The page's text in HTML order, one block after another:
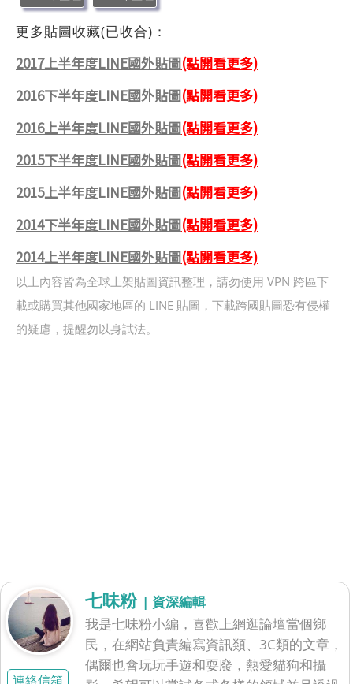
更多貼圖收藏(已收合)：
2017上半年度LINE國外貼圖(點開看更多)
2016下半年度LINE國外貼圖(點開看更多)
2016上半年度LINE國外貼圖(點開看更多)
2015下半年度LINE國外貼圖(點開看更多)
2015上半年度LINE國外貼圖(點開看更多)
2014下半年度LINE國外貼圖(點開看更多)
2014上半年度LINE國外貼圖(點開看更多)
以上內容皆為全球上架貼圖資訊整理，請勿使用 VPN 跨區下
載或購買其他國家地區的 LINE 貼圖，下載跨國貼圖恐有侵權
的疑慮，提醒勿以身試法。
連絡信箱
七味粉 | 資深編輯
我是七味粉小編，喜歡上網逛論壇當個鄉
民，在網站負責編寫資訊類、3C類的文章，
偶爾也會玩玩手遊和耍廢，熱愛貓狗和攝